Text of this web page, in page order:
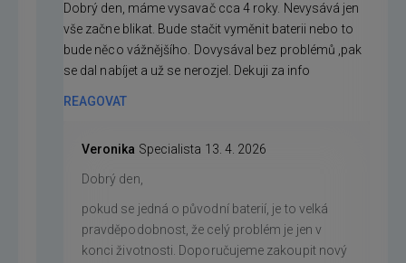
Dobrý den, máme vysavač cca 4 roky. Nevysává jen
vše začne blikat. Bude stačit vyměnit baterii nebo to
bude něco vážnějšího. Dovysával bez problémů ,pak
se dal nabíjet a už se nerozjel. Dekuji za info
REAGOVAT
Veronika Specialista 13. 4. 2026
Dobrý den,
pokud se jedná o původní baterií, je to velká
pravděpodobnost, že celý problém je jen v
konci životnosti. Doporučujeme zakoupit nový